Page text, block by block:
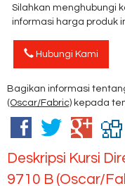
Silahkan menghubungi
informasi harga produk
Hubungi Kami
Bagikan informasi
(Oscar/Fabric) kepada
Deskripsi Kursi
9710 B (Oscar/